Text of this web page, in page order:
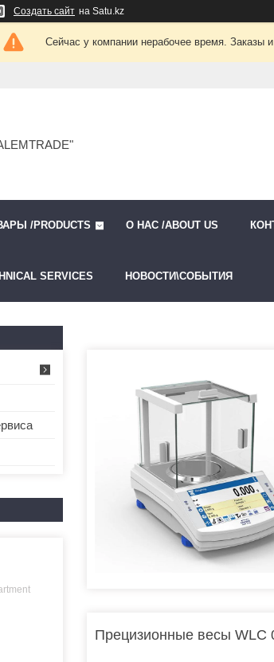
Создать сайт на Satu.kz
Сейчас у компании нерабочее время. Заказы
/PRODUCTS О НАС /ABOUT US
SERVICES НОВОСТИ\СОБЫТИЯ
Прецизионные весы WLC